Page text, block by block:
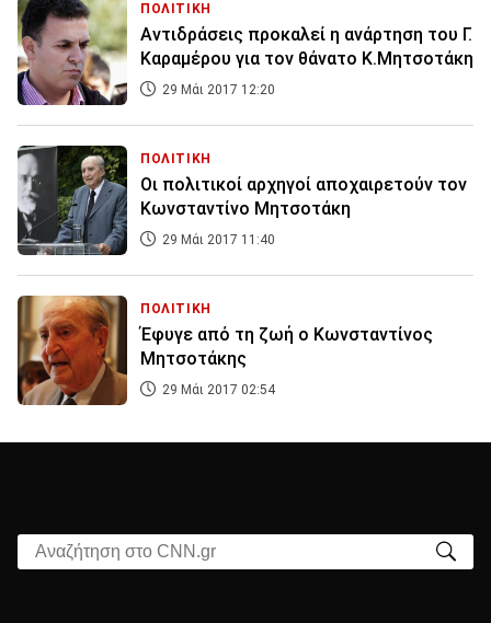
ΠΟΛΙΤΙΚΗ
Αντιδράσεις προκαλεί η ανάρτηση του Γ.
Καραμέρου για τον θάνατο Κ.Μητσοτάκη
29 Μάι 2017 12:20
ΠΟΛΙΤΙΚΗ
Οι πολιτικοί αρχηγοί αποχαιρετούν τον
Κωνσταντίνο Μητσοτάκη
29 Μάι 2017 11:40
ΠΟΛΙΤΙΚΗ
Έφυγε από τη ζωή ο Κωνσταντίνος
Μητσοτάκης
29 Μάι 2017 02:54
Αναζήτηση στο CNN.gr